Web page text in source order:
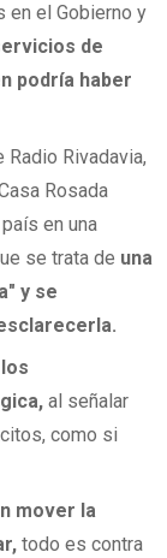
en el Gobierno y
de
podría haber
Radio Rivadavia,
Rosada
en una
se trata de una
y se
al señalar
como si
mover la
todo es contra